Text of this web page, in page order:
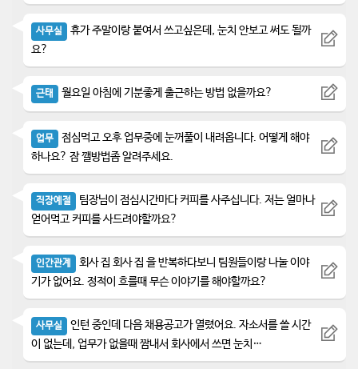
사무실
휴가 주말이랑 붙여서 쓰고싶은데, 눈치 안보고 써도 될까
요?
근태 월요일 아침에 기분좋게 출근하는 방법 없을까요?
업무
점심먹고 오후 업무중에 눈꺼풀이 내려옵니다. 어떻게 해야
하나요? 잠 깰방법좀 알려주세요.
직장예절
팀장님이 점심시간마다 커피를 사주십니다. 저는 얼마나
얻어먹고 커피를 사드려야할까요?
인간관계
회사 집 회사 집 을 반복하다보니 팀원들이랑 나눌 이야
기가 없어요. 정적이 흐를때 무슨 이야기를 해야할까요?
사무실
인턴 중인데 다음 채용공고가 열렸어요. 자소서를 쓸 시간
이 없는데, 업무가 없을때 짬내서 회사에서 쓰면 눈치…